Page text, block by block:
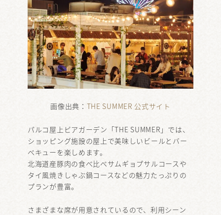
画像出典： THE SUMMER 公式サイト
パルコ屋上ビアガーデン「THE SUMMER」では、
ショッピング施設の屋上で美味しいビールとバー
ベキューを楽しめます。
北海道産豚肉の食べ比べサムギョプサルコースや
タイ風焼きしゃぶ鍋コースなどの魅力たっぷりの
プランが豊富。
さまざまな席が用意されているので、利用シーン